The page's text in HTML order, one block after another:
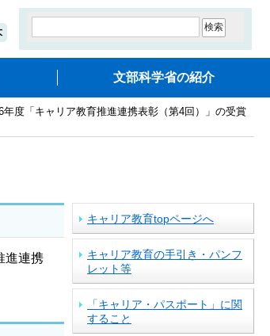
文部科学省の紹介
年度「キャリア教育推進連携表彰（第4回）」の受賞
進連携
キャリア教育topページへ
キャリア教育の手引き・パンフ
レット等
「キャリア・パスポート」に関
すること